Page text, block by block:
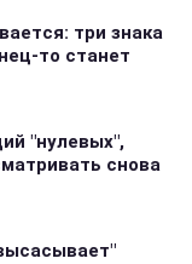
три знака
то станет
"нулевых",
снова